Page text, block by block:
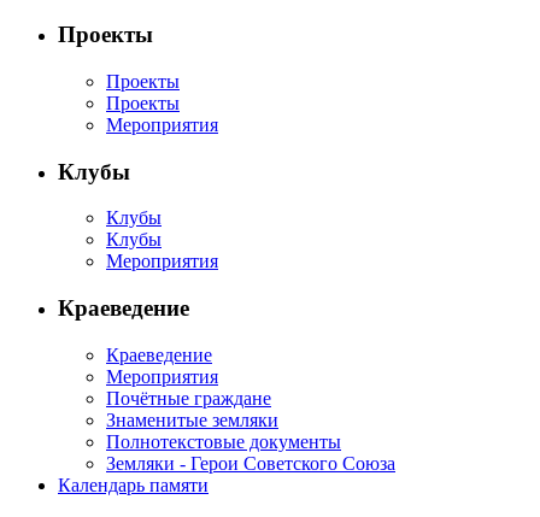
Проекты
Проекты
Проекты
Мероприятия
Клубы
Клубы
Клубы
Мероприятия
Краеведение
Краеведение
Мероприятия
Почётные граждане
Знаменитые земляки
Полнотекстовые документы
Земляки - Герои Советского Союза
Календарь памяти